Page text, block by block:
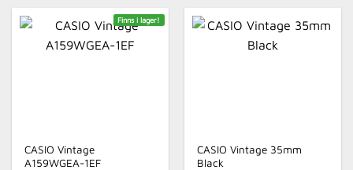
Finns i lager!
CASIO Vintage
A159WGEA-1EF
CASIO Vintage 35mm
Black